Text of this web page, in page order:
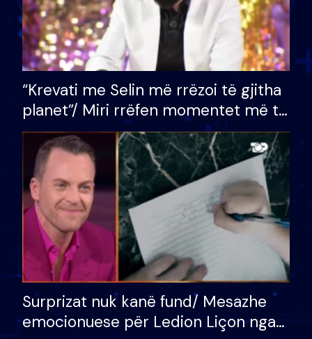
“Krevati me Selin më rrëzoi të gjitha
planet”/ Miri rrëfen momentet më të
bukura në shtëpinë e BB VIP: Do më
mungojë zilja e mëngjesit kur…
Surprizat nuk kanë fund/ Mesazhe
emocionuese për Ledion Liçon nga